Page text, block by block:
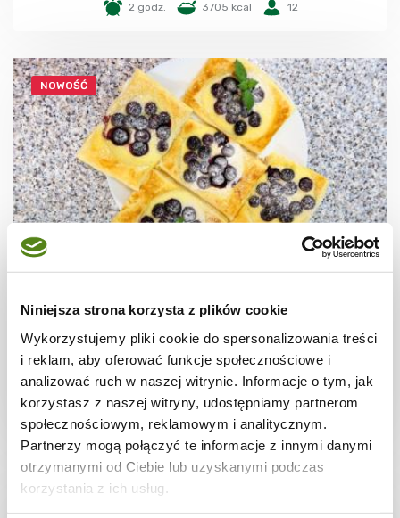
Niniejsza strona korzysta z plików cookie
Wykorzystujemy pliki cookie do spersonalizowania treści
i reklam, aby oferować funkcje społecznościowe i
analizować ruch w naszej witrynie. Informacje o tym, jak
korzystasz z naszej witryny, udostępniamy partnerom
społecznościowym, reklamowym i analitycznym.
Partnerzy mogą połączyć te informacje z innymi danymi
otrzymanymi od Ciebie lub uzyskanymi podczas
korzystania z ich usług.
2 godz. 3705 kcal 12
NOWOŚĆ
Ciastka francuskie z borówkami + film
30 min. 1531 kcal 8